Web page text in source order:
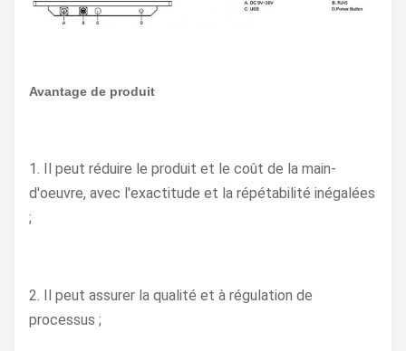
Avantage de produit
1. Il peut réduire le produit et le coût de la main-
d'oeuvre, avec l'exactitude et la répétabilité inégalées
;
2. Il peut assurer la qualité et à régulation de
processus ;